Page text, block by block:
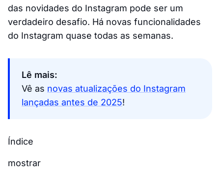
das novidades do Instagram pode ser um
verdadeiro desafio. Há novas funcionalidades
do Instagram quase todas as semanas.
Lê mais:
Vê as novas atualizações do Instagram
lançadas antes de 2025!
Índice
mostrar